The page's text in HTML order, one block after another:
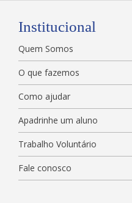
Institucional
Quem Somos
O que fazemos
Como ajudar
Apadrinhe um aluno
Trabalho Voluntário
Fale conosco